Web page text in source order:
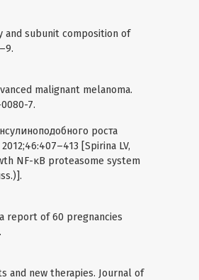
and subunit composition of
malignant melanoma.
7.
роста
[Spirina LV,
NF-κB proteasome system
report of 60 pregnancies
and new therapies. Journal of